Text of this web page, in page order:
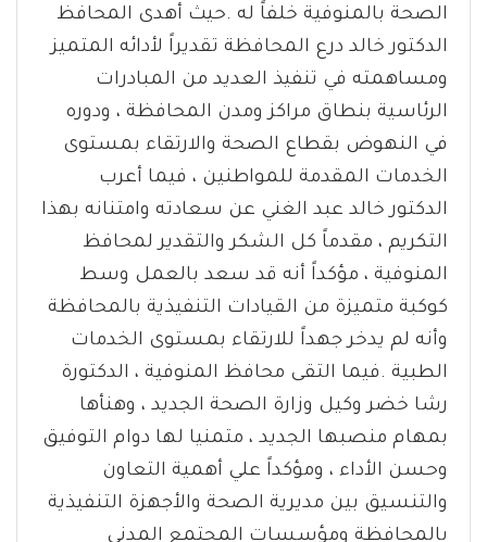
الصحة بالمنوفية خلفاً له .حيث أهدى المحافظ
الدكتور خالد درع المحافظة تقديراً لأدائه المتميز
ومساهمته في تنفيذ العديد من المبادرات
الرئاسية بنطاق مراكز ومدن المحافظة ، ودوره
في النهوض بقطاع الصحة والارتقاء بمستوى
الخدمات المقدمة للمواطنين ، فيما أعرب
الدكتور خالد عبد الغني عن سعادته وامتنانه بهذا
التكريم ، مقدماً كل الشكر والتقدير لمحافظ
المنوفية ، مؤكداً أنه قد سعد بالعمل وسط
كوكبة متميزة من القيادات التنفيذية بالمحافظة
وأنه لم يدخر جهداً للارتقاء بمستوى الخدمات
الطبية .فيما التقى محافظ المنوفية ، الدكتورة
رشا خضر وكيل وزارة الصحة الجديد ، وهنأها
بمهام منصبها الجديد ، متمنيا لها دوام التوفيق
وحسن الأداء ، ومؤكداً علي أهمية التعاون
والتنسيق بين مديرية الصحة والأجهزة التنفيذية
بالمحافظة ومؤسسات المجتمع المدني